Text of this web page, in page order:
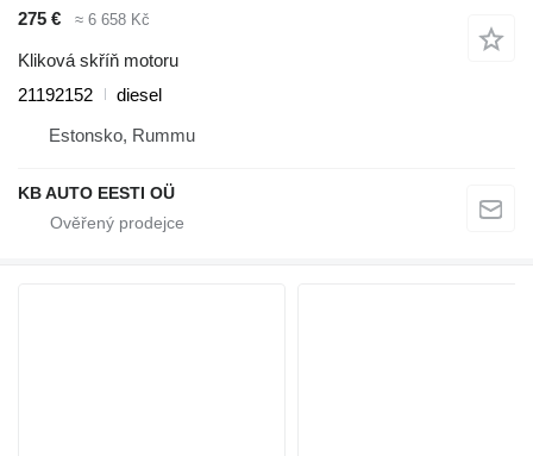
275 € ≈ 6 658 Kč
Kliková skříň motoru
21192152
diesel
Estonsko, Rummu
KB AUTO EESTI OÜ